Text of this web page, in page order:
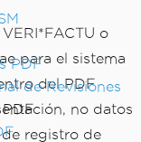
PDF
de Revisiones
o
para el sistema
del PDF
no datos
registro de